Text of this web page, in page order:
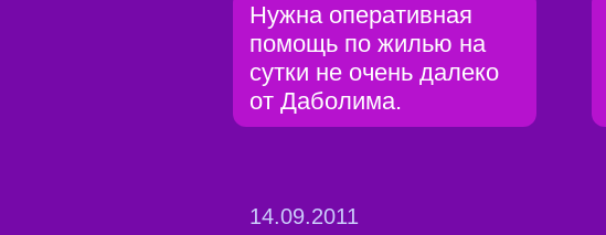
Нужна оперативная
помощь по жилью на
сутки не очень далеко
от Даболима.
14.09.2011